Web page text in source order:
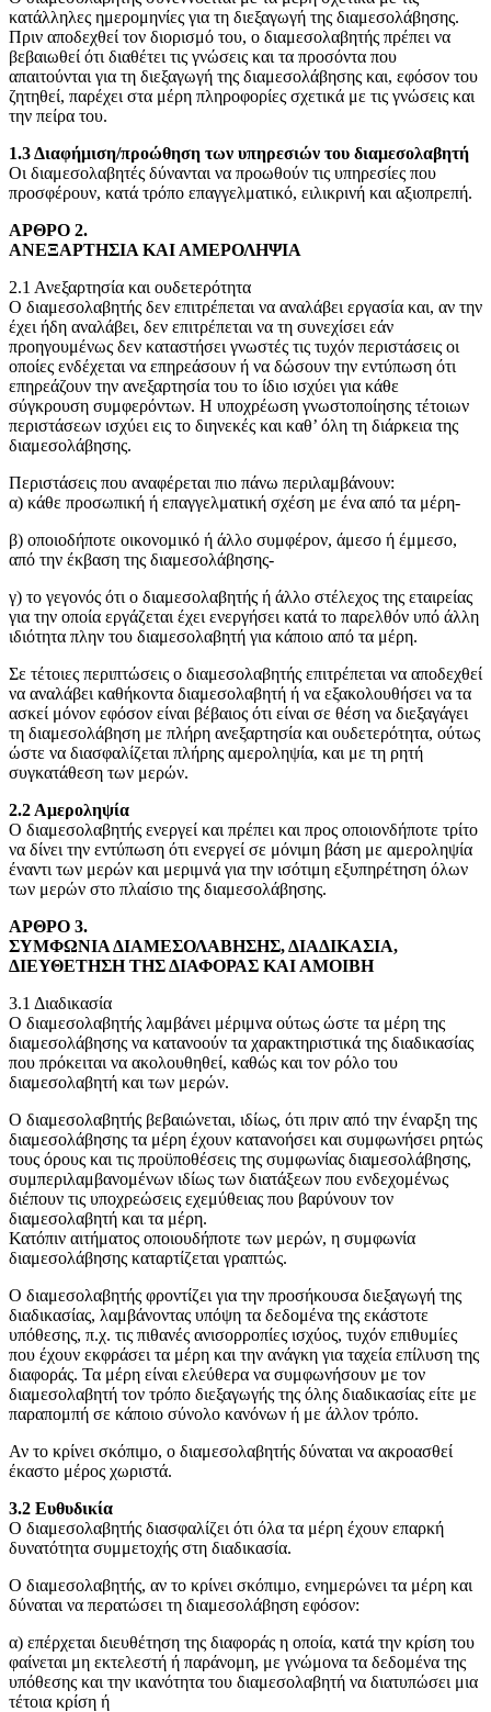
κατάλληλες ημερομηνίες για τη διεξαγωγή της διαμεσολάβησης.
Πριν αποδεχθεί τον διορισμό του, ο διαμεσολαβητής πρέπει να
βεβαιωθεί ότι διαθέτει τις γνώσεις και τα προσόντα που
απαιτούνται για τη διεξαγωγή της διαμεσολάβησης και, εφόσον του
ζητηθεί, παρέχει στα μέρη πληροφορίες σχετικά με τις γνώσεις και
την πείρα του.
1.3 Διαφήμιση/προώθηση των υπηρεσιών του διαμεσολαβητή
Οι διαμεσολαβητές δύνανται να προωθούν τις υπηρεσίες που
προσφέρουν, κατά τρόπο επαγγελματικό, ειλικρινή και αξιοπρεπή.
ΑΡΘΡΟ 2.
ΑΝΕΞΑΡΤΗΣΙΑ ΚΑΙ ΑΜΕΡΟΛΗΨΙΑ
2.1 Ανεξαρτησία και ουδετερότητα
Ο διαμεσολαβητής δεν επιτρέπεται να αναλάβει εργασία και, αν την
έχει ήδη αναλάβει, δεν επιτρέπεται να τη συνεχίσει εάν
προηγουμένως δεν καταστήσει γνωστές τις τυχόν περιστάσεις οι
οποίες ενδέχεται να επηρεάσουν ή να δώσουν την εντύπωση ότι
επηρεάζουν την ανεξαρτησία του το ίδιο ισχύει για κάθε
σύγκρουση συμφερόντων. Η υποχρέωση γνωστοποίησης τέτοιων
περιστάσεων ισχύει εις το διηνεκές και καθ’ όλη τη διάρκεια της
διαμεσολάβησης.
Περιστάσεις που αναφέρεται πιο πάνω περιλαμβάνουν:
α) κάθε προσωπική ή επαγγελματική σχέση με ένα από τα μέρη-
β) οποιοδήποτε οικονομικό ή άλλο συμφέρον, άμεσο ή έμμεσο,
από την έκβαση της διαμεσολάβησης-
γ) το γεγονός ότι ο διαμεσολαβητής ή άλλο στέλεχος της εταιρείας
για την οποία εργάζεται έχει ενεργήσει κατά το παρελθόν υπό άλλη
ιδιότητα πλην του διαμεσολαβητή για κάποιο από τα μέρη.
Σε τέτοιες περιπτώσεις ο διαμεσολαβητής επιτρέπεται να αποδεχθεί
να αναλάβει καθήκοντα διαμεσολαβητή ή να εξακολουθήσει να τα
ασκεί μόνον εφόσον είναι βέβαιος ότι είναι σε θέση να διεξαγάγει
τη διαμεσολάβηση με πλήρη ανεξαρτησία και ουδετερότητα, ούτως
ώστε να διασφαλίζεται πλήρης αμεροληψία, και με τη ρητή
συγκατάθεση των μερών.
2.2 Αμεροληψία
Ο διαμεσολαβητής ενεργεί και πρέπει και προς οποιονδήποτε τρίτο
να δίνει την εντύπωση ότι ενεργεί σε μόνιμη βάση με αμεροληψία
έναντι των μερών και μεριμνά για την ισότιμη εξυπηρέτηση όλων
των μερών στο πλαίσιο της διαμεσολάβησης.
ΑΡΘΡΟ 3.
ΣΥΜΦΩΝΙΑ ΔΙΑΜΕΣΟΛΑΒΗΣΗΣ, ΔΙΑΔΙΚΑΣΙΑ,
ΔΙΕΥΘΕΤΗΣΗ ΤΗΣ ΔΙΑΦΟΡΑΣ ΚΑΙ ΑΜΟΙΒΗ
3.1 Διαδικασία
Ο διαμεσολαβητής λαμβάνει μέριμνα ούτως ώστε τα μέρη της
διαμεσολάβησης να κατανοούν τα χαρακτηριστικά της διαδικασίας
που πρόκειται να ακολουθηθεί, καθώς και τον ρόλο του
διαμεσολαβητή και των μερών.
Ο διαμεσολαβητής βεβαιώνεται, ιδίως, ότι πριν από την έναρξη της
διαμεσολάβησης τα μέρη έχουν κατανοήσει και συμφωνήσει ρητώς
τους όρους και τις προϋποθέσεις της συμφωνίας διαμεσολάβησης,
συμπεριλαμβανομένων ιδίως των διατάξεων που ενδεχομένως
διέπουν τις υποχρεώσεις εχεμύθειας που βαρύνουν τον
διαμεσολαβητή και τα μέρη.
Κατόπιν αιτήματος οποιουδήποτε των μερών, η συμφωνία
διαμεσολάβησης καταρτίζεται γραπτώς.
Ο διαμεσολαβητής φροντίζει για την προσήκουσα διεξαγωγή της
διαδικασίας, λαμβάνοντας υπόψη τα δεδομένα της εκάστοτε
υπόθεσης, π.χ. τις πιθανές ανισορροπίες ισχύος, τυχόν επιθυμίες
που έχουν εκφράσει τα μέρη και την ανάγκη για ταχεία επίλυση της
διαφοράς. Τα μέρη είναι ελεύθερα να συμφωνήσουν με τον
διαμεσολαβητή τον τρόπο διεξαγωγής της όλης διαδικασίας είτε με
παραπομπή σε κάποιο σύνολο κανόνων ή με άλλον τρόπο.
Αν το κρίνει σκόπιμο, ο διαμεσολαβητής δύναται να ακροασθεί
έκαστο μέρος χωριστά.
3.2 Ευθυδικία
Ο διαμεσολαβητής διασφαλίζει ότι όλα τα μέρη έχουν επαρκή
δυνατότητα συμμετοχής στη διαδικασία.
Ο διαμεσολαβητής, αν το κρίνει σκόπιμο, ενημερώνει τα μέρη και
δύναται να περατώσει τη διαμεσολάβηση εφόσον:
α) επέρχεται διευθέτηση της διαφοράς η οποία, κατά την κρίση του
φαίνεται μη εκτελεστή ή παράνομη, με γνώμονα τα δεδομένα της
υπόθεσης και την ικανότητα του διαμεσολαβητή να διατυπώσει μια
τέτοια κρίση ή